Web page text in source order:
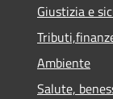
Giustizia e
Ambiente
Salute,